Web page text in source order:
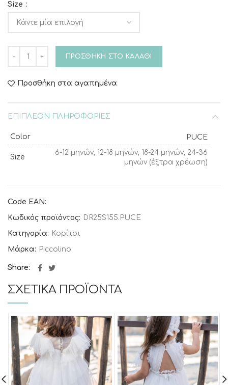
Size
ΠΡΟΣΘΉΚΗ ΣΤΟ ΚΑΛΆΘΙ
Προσθήκη στα αγαπημένα
ΕΠΙΠΛΈΟΝ ΠΛΗΡΟΦΟΡΊΕΣ
Color PUCE
Size
6-12 μηνών, 12-18 μηνών, 18-24 μηνών, 24-36
μηνών (έξτρα χρέωση)
Code EAN:
Κωδικός προϊόντος: DR25S155.PUCE
Κατηγορία: Κορίτσι
Μάρκα: Piccolino
Share
ΣΧΕΤΙΚΆ ΠΡΟΪΌΝΤΑ